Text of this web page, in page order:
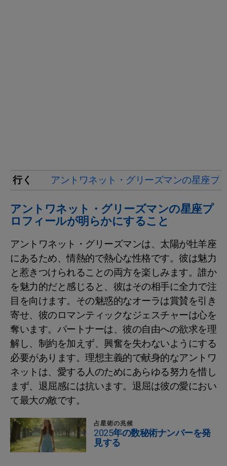
行く アントワネット・グリーズマンの星座プ
アントワネット・グリーズマンの星座プ
ロフィールが明らかにすること
アントワネット・グリーズマンは、太陽が牡羊座
にあるため、情熱的で熱心な性格です。彼は魅力
と惹きつけられることの両方を楽しみます。誰か
を魅力的だと感じると、彼はその相手に全力で注
目を向けます。その魅惑的なオーラは賞賛を引き
寄せ、彼のロマンティックなジェスチャーは心を
奪います。パートナーは、彼の自由への欲求を理
解し、制約を加えず、興奮を失わないようにする
必要があります。理想主義的で献身的なアントワ
ネットは、愛する人のためにあらゆる努力を惜し
まず、退屈感には抗います。退屈は彼の愛におい
て最大の敵です。
占星術の兆候
2025年の数秘術ナンバーを発
見する